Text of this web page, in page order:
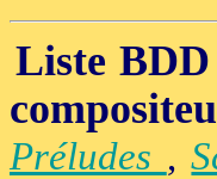
Liste BDD
Préludes ,